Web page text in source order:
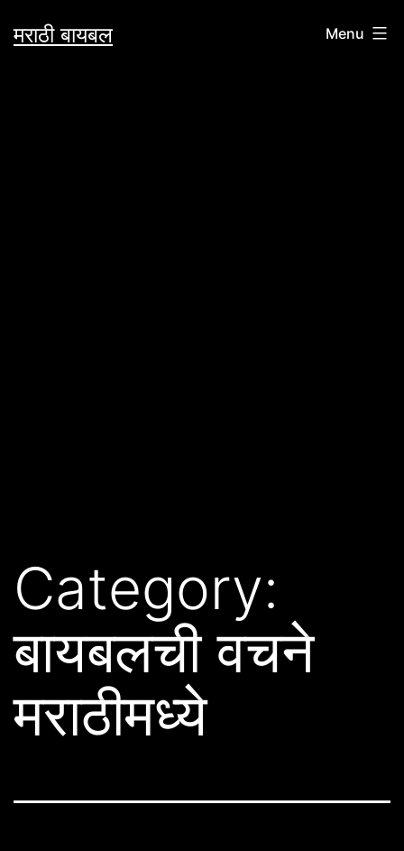
toमराठी बायबल Menu
Category:
बायबलची वचने
मराठीमध्ये